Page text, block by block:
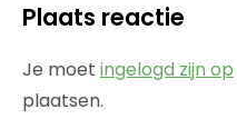
Plaats reactie
Je moet ingelogd zijn op
plaatsen.